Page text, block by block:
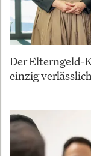
Der Elterngeld-
einzig